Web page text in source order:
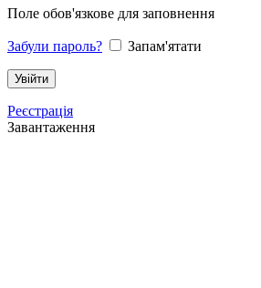
Поле обов'язкове для заповнення
Забули пароль? Запам'ятати
Реєстрація
Завантаження